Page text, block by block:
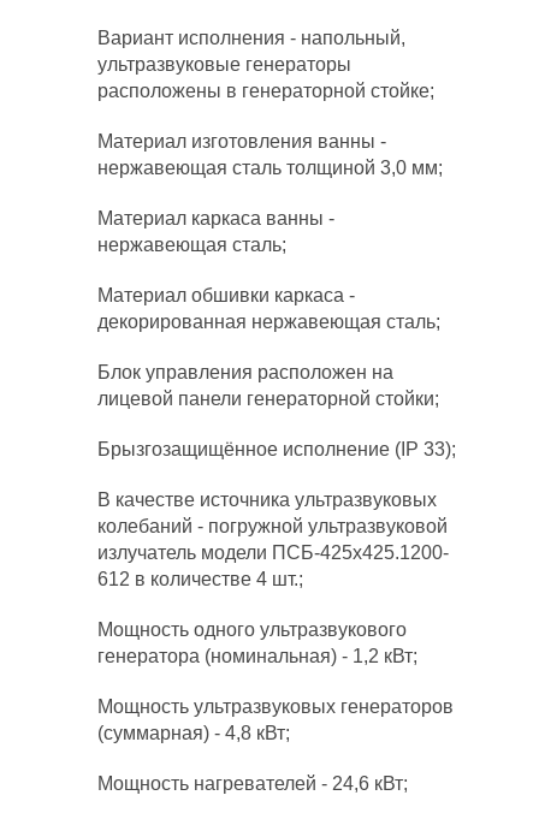
Вариант исполнения - напольный,
ультразвуковые генераторы
расположены в генераторной стойке;
Материал изготовления ванны -
нержавеющая сталь толщиной 3,0 мм;
Материал каркаса ванны -
нержавеющая сталь;
Материал обшивки каркаса -
декорированная нержавеющая сталь;
Блок управления расположен на
лицевой панели генераторной стойки;
Брызгозащищённое исполнение (IP 33);
В качестве источника ультразвуковых
колебаний - погружной ультразвуковой
излучатель модели ПСБ-425х425.1200-
612 в количестве 4 шт.;
Мощность одного ультразвукового
генератора (номинальная) - 1,2 кВт;
Мощность ультразвуковых генераторов
(суммарная) - 4,8 кВт;
Мощность нагревателей - 24,6 кВт;